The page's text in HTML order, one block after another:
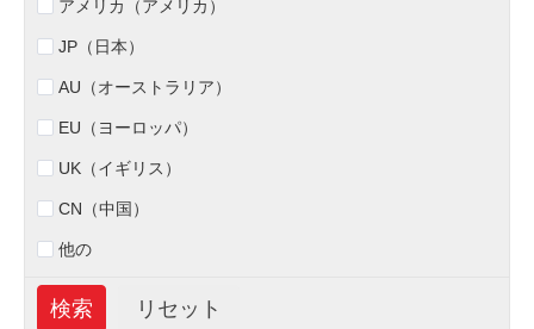
アメリカ（アメリカ）
JP（日本）
AU（オーストラリア）
EU（ヨーロッパ）
UK（イギリス）
CN（中国）
他の